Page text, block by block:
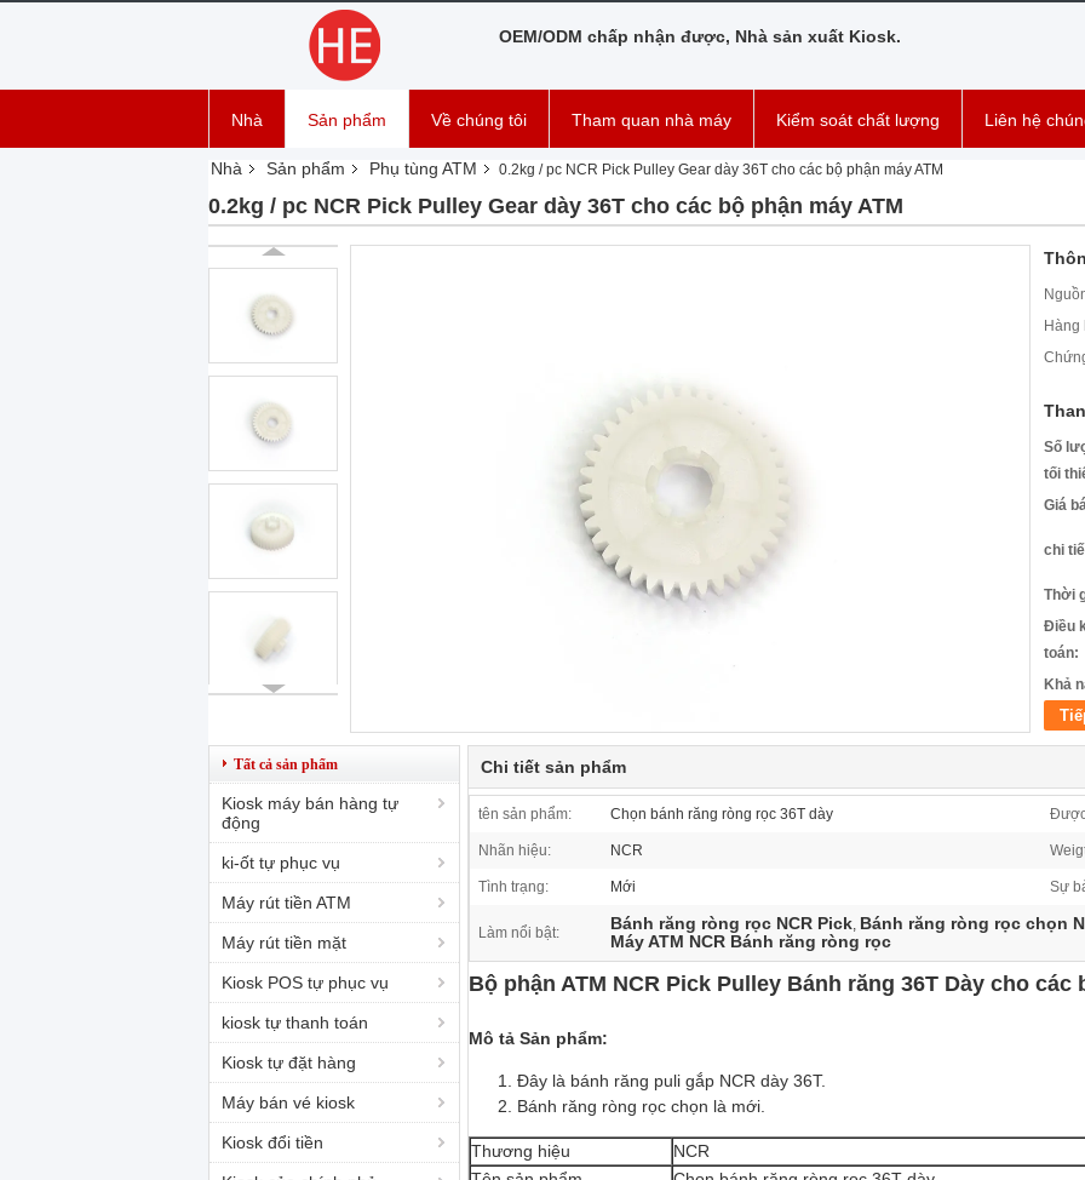
OEM/ODM chấp nhận được, Nhà sản xuất Kiosk.
Nhà Sản phẩm Về chúng tôi Tham quan nhà máy Kiểm soát chất lượng Liên hệ
Nhà Sản phẩm Phụ tùng ATM 0.2kg / pc NCR Pick Pulley Gear dày 36T cho các bộ phận máy ATM
0.2kg / pc NCR Pick Pulley Gear dày 36T cho các bộ phận máy ATM
Hàng
Số
tối
Giá
chi
Thời
Điều
toán:
Khả
Tất cả sản phẩm
Kiosk máy bán hàng tự
động
ki-ốt tự phục vụ
Máy rút tiền ATM
Máy rút tiền mặt
Kiosk POS tự phục vụ
kiosk tự thanh toán
Kiosk tự đặt hàng
Máy bán vé kiosk
Kiosk đổi tiền
Chi tiết sản phẩm
tên sản phẩm: Chọn bánh răng ròng rọc 36T dày
Nhãn hiệu: NCR
Tình trạng: Mới Sự
Làm nổi bật: Bánh răng ròng rọc NCR Pick, Bánh răng ròng rọc chọn
Máy ATM NCR Bánh răng ròng rọc
Bộ phận ATM NCR Pick Pulley Bánh răng 36T Dày cho các
Mô tả Sản phẩm:
Đây là bánh răng puli gắp NCR dày 36T.
Bánh răng ròng rọc chọn là mới.
Thương hiệu
NCR